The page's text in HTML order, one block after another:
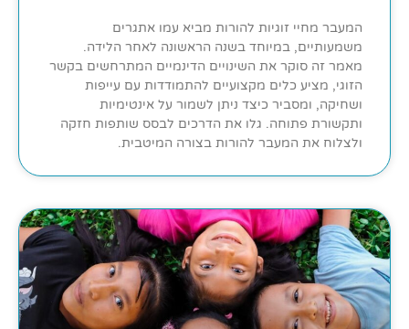
המעבר מחיי זוגיות להורות מביא עמו אתגרים
משמעותיים, במיוחד בשנה הראשונה לאחר הלידה.
מאמר זה סוקר את השינויים הדינמיים המתרחשים בקשר
הזוגי, מציע כלים מקצועיים להתמודדות עם עייפות
ושחיקה, ומסביר כיצד ניתן לשמור על אינטימיות
ותקשורת פתוחה. גלו את הדרכים לבסס שותפות חזקה
ולצלוח את המעבר להורות בצורה המיטבית.